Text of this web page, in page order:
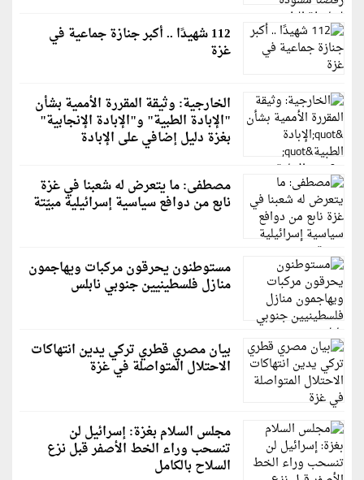
112 شهيدًا .. أكبر جنازة جماعية في
غزة
الخارجية: وثيقة المقررة الأممية بشأن
"الإبادة الطبية" و"الإبادة الإنجابية"
بغزة دليل إضافي على الإبادة
مصطفى: ما يتعرض له شعبنا في غزة
نابع من دوافع سياسية إسرائيلية مبيّتة
مستوطنون يحرقون مركبات ويهاجمون
منازل فلسطينيين جنوبي نابلس
بيان مصري قطري تركي يدين انتهاكات
الاحتلال المتواصلة في غزة
مجلس السلام بغزة: إسرائيل لن
تنسحب وراء الخط الأصفر قبل نزع
السلاح بالكامل